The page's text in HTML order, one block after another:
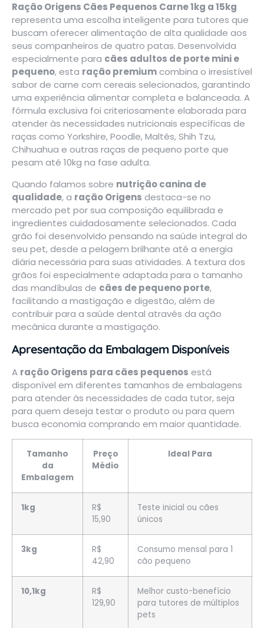
Ração Origens Cães Pequenos Carne 1kg a 15kg
representa uma escolha inteligente para tutores que
buscam oferecer alimentação de alta qualidade aos
seus companheiros de quatro patas. Desenvolvida
especialmente para cães adultos de porte mini e
pequeno, esta ração premiumcombina o irresistível
sabor de carne com cereais selecionados, garantindo
uma experiência alimentar completa e balanceada. A
fórmula exclusiva foi criteriosamente elaborada para
atender às necessidades nutricionais específicas de
raças como Yorkshire, Poodle, Maltês, Shih Tzu,
Chihuahua e outras raças de pequeno porte que
pesam até 10kg na fase adulta.
Quando falamos sobre nutrição canina de
qualidade, a ração Origens destaca-se no
mercado pet por sua composição equilibrada e
ingredientes cuidadosamente selecionados. Cada
grão foi desenvolvido pensando na saúde integral do
seu pet, desde a pelagem brilhante até a energia
diária necessária para suas atividades. A textura dos
grãos foi especialmente adaptada para o tamanho
das mandíbulas de cães de pequeno porte,
facilitando a mastigação e digestão, além de
contribuir para a saúde dental através da ação
mecânica durante a mastigação.
Apresentação da Embalagem Disponíveis
A ração Origens para cães pequenos está
disponível em diferentes tamanhos de embalagens
para atender às necessidades de cada tutor, seja
para quem deseja testar o produto ou para quem
busca economia comprando em maior quantidade.
Tamanho
da
Embalagem
Preço
Médio
Ideal Para
1kg
R$
15,90
Teste inicial ou cães
únicos
3kg
R$
42,90
Consumo mensal para 1
cão pequeno
10,1kg
R$
129,90
Melhor custo-benefício
para tutores de múltiplos
pets